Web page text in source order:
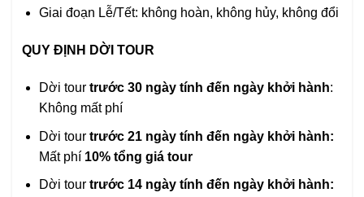
Giai đoạn Lễ/Tết: không hoàn, không hủy, không đổi
QUY ĐỊNH DỜI TOUR
Dời tour trước 30 ngày tính đến ngày khởi hành:
Không mất phí
Dời tour trước 21 ngày tính đến ngày khởi hành:
Mất phí 10% tổng giá tour
Dời tour trước 14 ngày tính đến ngày khởi hành: